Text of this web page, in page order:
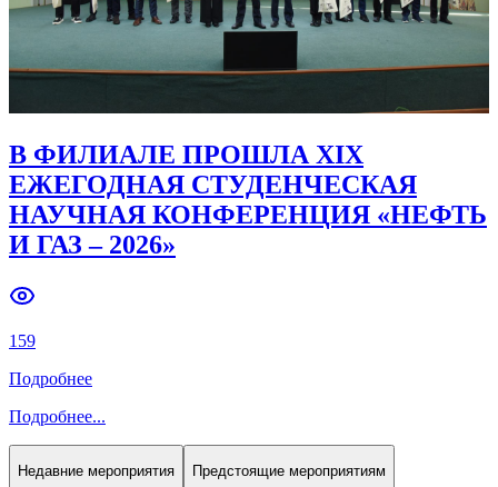
В ФИЛИАЛЕ ПРОШЛА XIX
ЕЖЕГОДНАЯ СТУДЕНЧЕСКАЯ
НАУЧНАЯ КОНФЕРЕНЦИЯ «НЕФТЬ
И ГАЗ – 2026»
159
Подробнее
Подробнее...
Недавние мероприятия Предстоящие мероприятиям